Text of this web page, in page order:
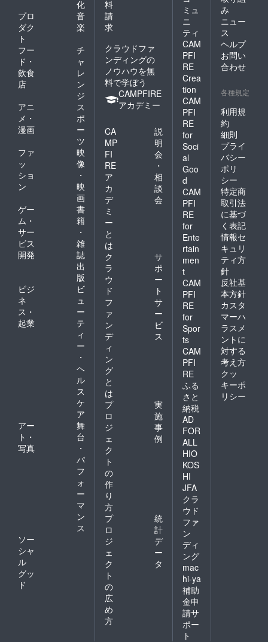
化
プロ
ダク
ト
音
楽
フー
ド・
飲食
店
チ
ャ
レ
ン
ジ
アニ
メ・
漫画
ス
ポ
ー
ツ
ファ
ッ
ショ
ン
映
像
・
映
画
ゲー
ム・
サー
ビス
開発
書
籍
・
雑
誌
出
版
ビジ
ネ
ス・
起業
ビ
ュ
ー
テ
ィ
ー
・
ヘ
ル
ス
ケ
ア
アー
ト・
写真
舞
台
・
パ
フ
ォ
ー
マ
ン
ス
ソー
シャ
ル
グッ
ド
料
請
求
クラウドファ
ンディングの
ノウハウを無
料で学ぼう
CAMPFIRE
アカデミー
CA
MP
FI
RE
ア
カ
デ
ミ
ー
と
は
説
明
会
・
相
談
会
ク
ラ
ウ
ド
フ
ァ
ン
デ
ィ
ン
グ
と
は
サ
ポ
ー
ト
サ
ー
ビ
ス
プ
ロ
ジ
ェ
ク
ト
の
作
り
方
実
施
事
例
プ
ロ
ジ
ェ
ク
ト
の
広
め
方
統
計
デ
ー
タ
ミュ
ニ
ティ
CAM
PFI
RE
Crea
tion
CAM
PFI
RE
for
Soci
al
Goo
d
CAM
PFI
RE
for
Ente
rtain
men
t
CAM
PFI
RE
for
Spor
ts
CAM
PFI
RE
ふる
さと
納税
AD
FOR
ALL
HIO
KOS
HI
JFA
クラ
ウド
ファ
ン
ディ
ング
mac
hi-ya
補助
金申
請サ
ポー
ト
み
ニュー
ス
ヘルプ
お問い
合わせ
各種規定
利用規
約
細則
プライ
バシー
ポリ
シー
特定商
取引法
に基づ
く表記
情報セ
キュリ
ティ方
針
反社基
本方針
カスタ
マーハ
ラスメ
ントに
対する
考え方
クッ
キーポ
リシー